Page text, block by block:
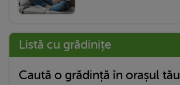
Listă cu grădinițe
Caută o grădință în orașul tău